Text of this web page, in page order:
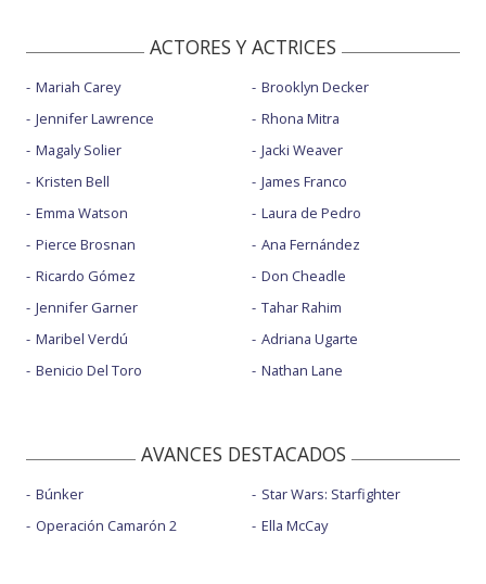
ACTORES Y ACTRICES
Mariah Carey
Jennifer Lawrence
Magaly Solier
Kristen Bell
Emma Watson
Pierce Brosnan
Ricardo Gómez
Jennifer Garner
Maribel Verdú
Benicio Del Toro
Brooklyn Decker
Rhona Mitra
Jacki Weaver
James Franco
Laura de Pedro
Ana Fernández
Don Cheadle
Tahar Rahim
Adriana Ugarte
Nathan Lane
AVANCES DESTACADOS
Búnker
Operación Camarón 2
Star Wars: Starfighter
Ella McCay